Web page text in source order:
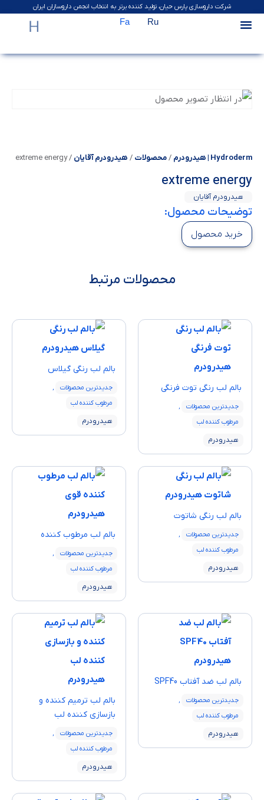
شرکت داروسازی پارس حیان، تولید کننده برتر به انتخاب انجمن داروسازان ایران
Fa Ru
Hydroderm | هیدرودرم /محصولات / هیدرودرم آقایان /
extreme energy
extreme energy
هیدرودرم آقایان
توضیحات محصول:
خرید محصول
محصولات مرتبط
بالم لب‌ رنگی توت فرنگی
جدیدترین محصولات
,
مرطوب کننده لب
هیدرودرم
بالم لب‌ رنگی گیلاس
جدیدترین محصولات
,
مرطوب کننده لب
هیدرودرم
بالم لب‌ رنگی شاتوت
جدیدترین محصولات
,
مرطوب کننده لب
هیدرودرم
بالم لب مرطوب‌ کننده
جدیدترین محصولات
,
مرطوب کننده لب
هیدرودرم
بالم لب ضد آفتاب SPF40
جدیدترین محصولات
,
مرطوب کننده لب
هیدرودرم
بالم لب ترمیم کننده و
بازسازی کننده لب
جدیدترین محصولات
,
مرطوب کننده لب
هیدرودرم